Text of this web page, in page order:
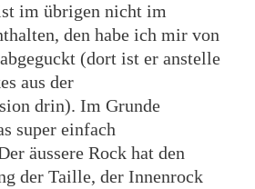
im übrigen nicht im
den habe ich mir von
(dort ist er anstelle
aus der
drin). Im Grunde
super einfach
äussere Rock hat den
der Taille, der Innenrock